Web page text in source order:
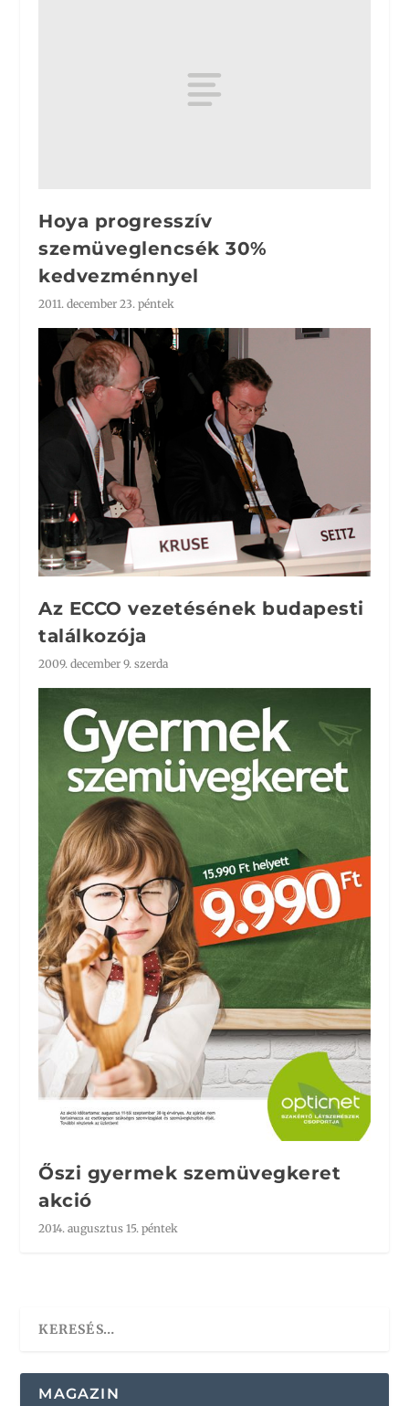
Hoya progresszív
szemüveglencsék 30%
kedvezménnyel
2011. december 23. péntek
Az ECCO vezetésének budapesti
találkozója
2009. december 9. szerda
Őszi gyermek szemüvegkeret
akció
2014. augusztus 15. péntek
MAGAZIN